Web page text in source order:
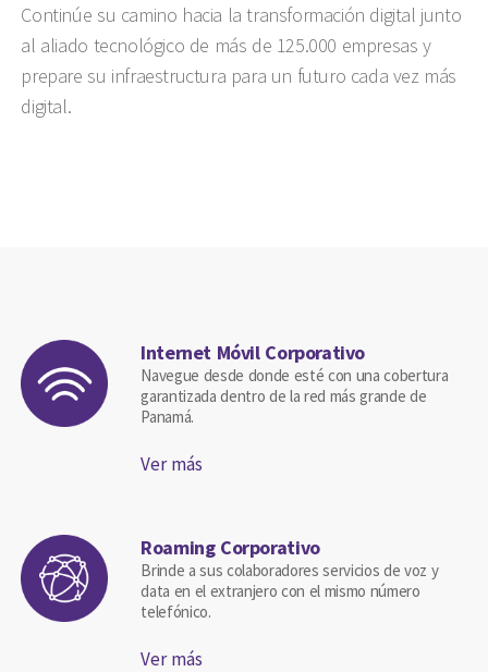
Continúe su camino hacia la transformación digital junto
al aliado tecnológico de más de 125.000 empresas y
prepare su infraestructura para un futuro cada vez más
digital.
Internet Móvil Corporativo
Navegue desde donde esté con una cobertura
garantizada dentro de la red más grande de
Panamá.
Ver más
Roaming Corporativo
Brinde a sus colaboradores servicios de voz y
data en el extranjero con el mismo número
telefónico.
Ver más